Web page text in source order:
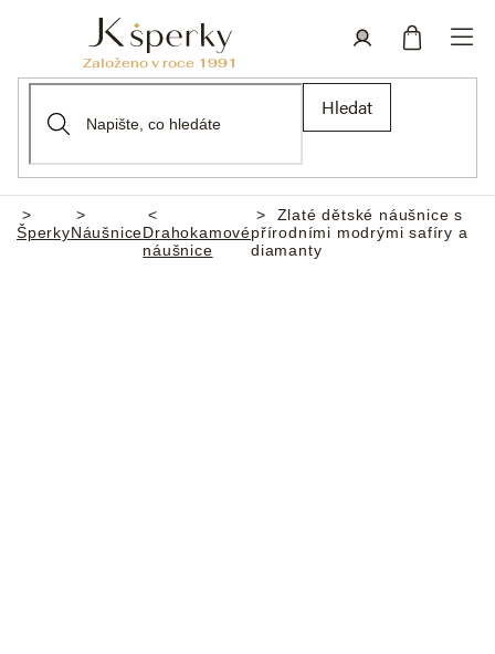
Hledat
Domů
ŠperkyNáušniceDrahokamové
náušnice
Zlaté dětské náušnice s
přírodními modrými safíry a
diamanty